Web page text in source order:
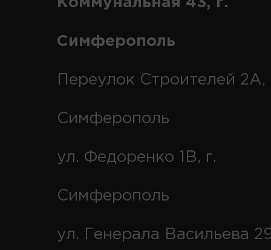
Симферополь
Переулок Строителей 2А,
Симферополь
ул. Федоренко 1В, г.
Симферополь
ул. Генерала Васильева